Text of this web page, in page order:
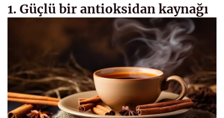
1. Güçlü bir antioksidan kaynağı